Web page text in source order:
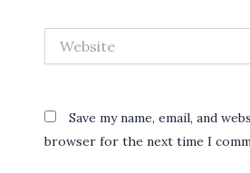
Save my name, email, and
browser for the next time I